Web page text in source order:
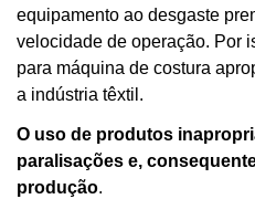
equipamento ao desgaste
velocidade de operação. Por
para máquina de costura
a indústria têxtil.
O uso de produtos
paralisações e,
produção.